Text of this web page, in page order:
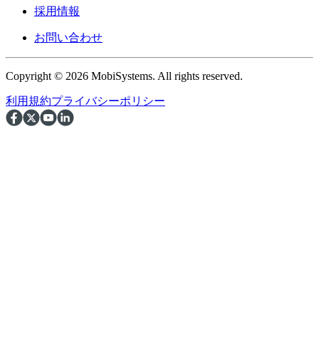
採用情報
お問い合わせ
Copyright © 2026 MobiSystems. All rights reserved.
利用規約プライバシーポリシー